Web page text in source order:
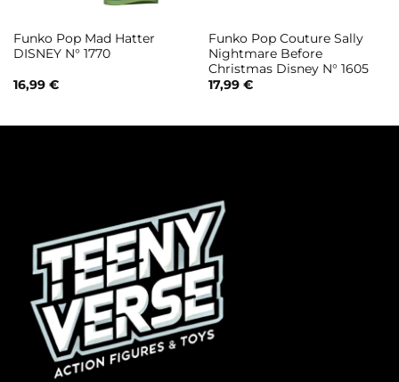
Funko Pop Mad Hatter
DISNEY N° 1770
16,99 €
Funko Pop Couture Sally
Nightmare Before
Christmas Disney N° 1605
17,99 €